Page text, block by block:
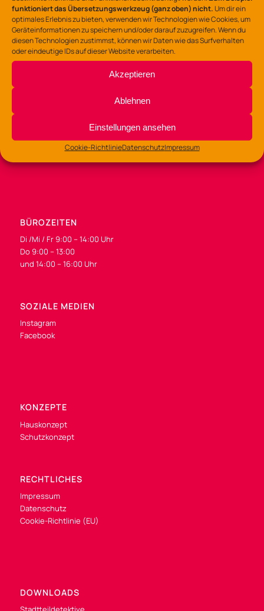
funktioniert das Übersetzungswerkzeug (ganz oben) nicht.Um dir ein
optimales Erlebnis zu bieten, verwenden wir Technologien wie Cookies, um
Geräteinformationen zu speichern und/oder darauf zuzugreifen. Wenn du
diesen Technologien zustimmst, können wir Daten wie das Surfverhalten
oder eindeutige IDs auf dieser Website verarbeiten.
Akzeptieren
Ablehnen
Einstellungen ansehen
Cookie-RichtlinieDatenschutzImpressum
KONTAKT
Gemeinschaftszentrum Lerchenstraße
gz-lerchenstr@osnabrueck.de
BÜROZEITEN
Di /Mi / Fr 9:00 – 14:00 Uhr
Do 9:00 – 13:00
und 14:00 – 16:00 Uhr
SOZIALE MEDIEN
Instagram
Facebook
KONZEPTE
Hauskonzept
Schutzkonzept
RECHTLICHES
Impressum
Datenschutz
Cookie-Richtlinie (EU)
DOWNLOADS